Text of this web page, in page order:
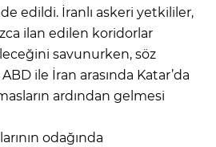
edildi. İranlı askeri yetkililer,
ilan edilen koridorlar
savunurken, söz
ile İran arasında Katar’da
ardından gelmesi
odağında